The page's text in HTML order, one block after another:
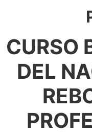
CURSO
DEL